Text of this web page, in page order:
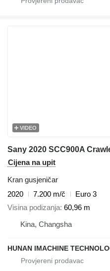
VIDEO
Cijena na upit
Kran gusjeničar
2020
7.200 m/č
Euro 3
Visina podizanja 60,96 m
Kina, Changsha
HUNAN IMACHINE